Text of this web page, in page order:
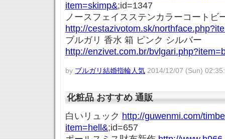
item=skimp&;id=1347
ノースフェイスステンカラーコートビ
http://cestazivotom.sk/
ブルガリ 香水 箱 ピンク シルバー
http://enzivet.com.br/
by ブルガリ結婚指輪人気 2014/12/07 (Sun)
化粧品 おすすめ 通販
白いリュック http://guwenmi.com/
item=hell&;id=657